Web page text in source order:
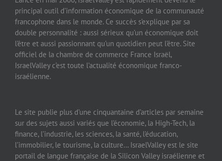
principal outil d’information économique de la communauté
francophone dans le monde. Ce succès s’explique par sa
double personnalité : aussi sérieux qu’un économique doit
l’être et aussi passionnant qu’un quotidien peut l’être. Site
officiel de la chambre de commerce France Israël,
IsraelValley c’est toute l’actualité économique franco-
israélienne.
Le site publie plus d’une cinquantaine d’articles par semaine
sur des sujets aussi variés que l’économie, la High-Tech, la
finance, l’industrie, les sciences, la santé, l’éducation,
l’immobilier, le tourisme, la culture… IsraelValley est le site
portail de langue française de la Silicon Valley israélienne et